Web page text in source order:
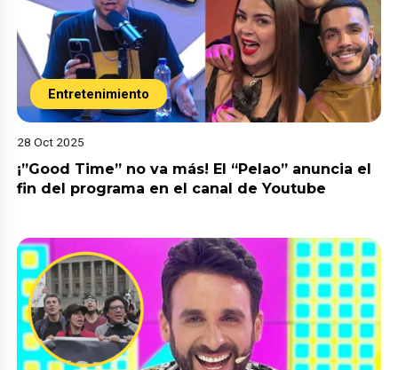
Entretenimiento
28 Oct 2025
¡”Good Time” no va más! El “Pelao” anuncia el
fin del programa en el canal de Youtube